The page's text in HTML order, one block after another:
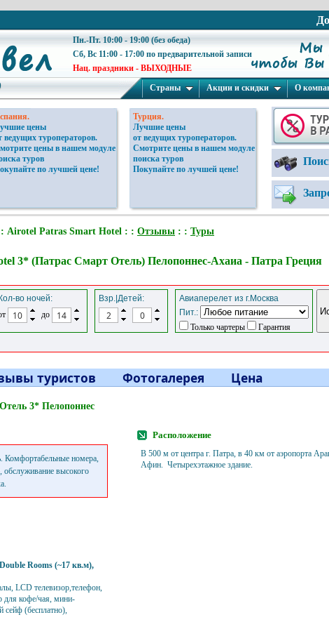
Пн.-Пт. 10:00 - 19:00 (без обеда)
Сб, Вс 11:00 - 17:00 по предварительной записи
Нац. праздники - ВЫХОДНЫЕ
Страны Акции и скидки О
цены
ведущих туроператоров.
цены в нашем модуле
туров
по лучшей цене!
Турция.
Лучшие цены
от ведущих туроператоров.
Смотрите цены в нашем модуле
поиска туров
Покупайте по лучшей цене!
Airotel Patras Smart Hotel : : Отзывы : : Туры
3* (Патрас Смарт Отель) Пелопоннес-Ахаиа - Патра Греция
Кол-во ночей:
до
Взр.|Детей:
Авиаперелет из г.Москва
Пит.:
Только чартеры
Гарантия
туристов Фотогалерея Цена
3* Пелопоннес
Комфортабельные номера,
обслуживание высокого
Rooms (~17 кв.м),
LCD телевизор,телефон,
для кофе/чая, мини-
сейф (бесплатно),
Расположение
В 500 м от центра г. Патра, в 40 км от аэропорта
Афин. Четырехэтажное здание.